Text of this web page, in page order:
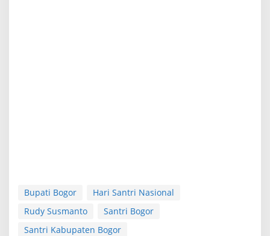
Bupati Bogor
Hari Santri Nasional
Rudy Susmanto
Santri Bogor
Santri Kabupaten Bogor